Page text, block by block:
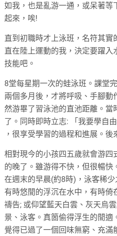
如我，也是亂游一通，或呆著等
起來，唉!
直到初職時才上泳班，名符其實
直在陸上運動的我，決定要躍入
技能吧。
8堂每星期一次的蛙泳班。課堂
兩個多月後，才將呼吸、手腳動
然游畢了習泳池的直池距離。當
了。 同時即時立志: 「我要學自
，很享受學習的過程和進展。後
相對現今的小孩四五歲就會游四
的晚了。雖游得不快，但很暢快
在週末的早晨(約8時)，泳客稀
有時悠閒的浮沉在水中，有時倚
禱告; 或仰望藍天白雲、灰天烏
景、泳客。真箇偷得浮生的閒適
覺得已過了一個回味無窮、充滿